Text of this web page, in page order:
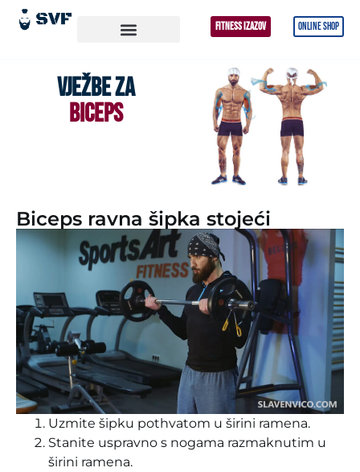
FITNESS IZAZOV ONLINE SHOP
VJEŽBE ZA
BICEPS
Biceps ravna šipka stojeći
Uzmite šipku pothvatom u širini ramena.
Stanite uspravno s nogama razmaknutim u
širini ramena.